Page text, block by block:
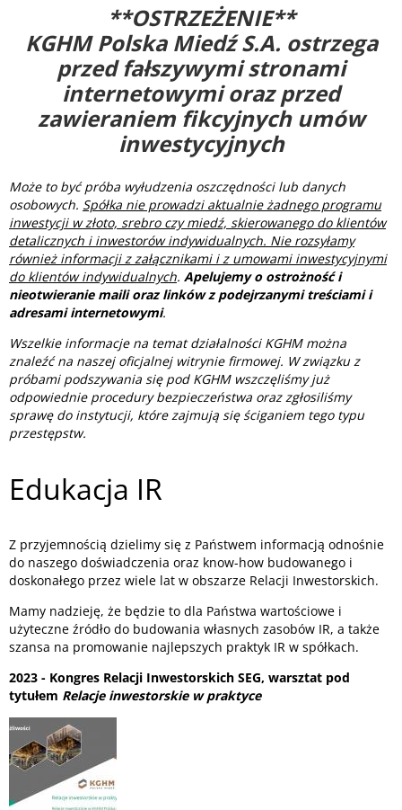
**OSTRZEŻENIE**
KGHM Polska Miedź S.A. ostrzega
przed fałszywymi stronami
internetowymi oraz przed
zawieraniem fikcyjnych umów
inwestycyjnych
Może to być próba wyłudzenia oszczędności lub danych
osobowych. Spółka nie prowadzi aktualnie żadnego programu
inwestycji w złoto, srebro czy miedź, skierowanego do klientów
detalicznych i inwestorów indywidualnych. Nie rozsyłamy
również informacji z załącznikami i z umowami inwestycyjnymi
do klientów indywidualnych. Apelujemy o ostrożność i
nieotwieranie maili oraz linków z podejrzanymi treściami i
adresami internetowymi.
Wszelkie informacje na temat działalności KGHM można
znaleźć na naszej oficjalnej witrynie firmowej. W związku z
próbami podszywania się pod KGHM wszczęliśmy już
odpowiednie procedury bezpieczeństwa oraz zgłosiliśmy
sprawę do instytucji, które zajmują się ściganiem tego typu
przestępstw.
Edukacja IR
Z przyjemnością dzielimy się z Państwem informacją odnośnie
do naszego doświadczenia oraz know-how budowanego i
doskonałego przez wiele lat w obszarze Relacji Inwestorskich.
Mamy nadzieję, że będzie to dla Państwa wartościowe i
użyteczne źródło do budowania własnych zasobów IR, a także
szansa na promowanie najlepszych praktyk IR w spółkach.
2023 - Kongres Relacji Inwestorskich SEG, warsztat pod
tytułem Relacje inwestorskie w praktyce